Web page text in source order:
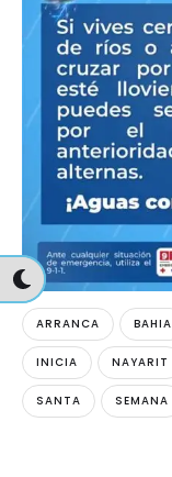
ARRANCA BAHIA
INICIA NAYARIT
SANTA SEMANA